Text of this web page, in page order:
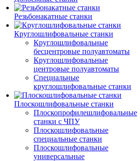
Резьбонакатные станки
Круглошлифовальные станки
Круглошлифовальные
бесцентровые полуавтоматы
Круглошлифовальные
центровые полуавтоматы
Специальные
круглошлифовальные станки
Плоскошлифовальные станки
Плоскопрофилешлифовальные
станки с ЧПУ
Плоскошлифовальные
специальные станки
Плоскошлифовальные
универсальные